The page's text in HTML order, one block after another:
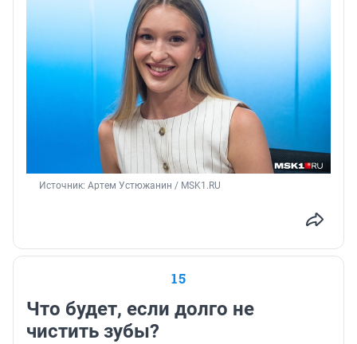
Источник: Артем Устюжанин / MSK1.RU
15
Что будет, если долго не
чистить зубы?